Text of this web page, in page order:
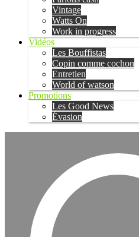
Vintage
Watts On
Work in progress
Vidéos
Les Bouffistas
Copin comme cochon
Entretien
World of watson
Promotions
Les Good News
Évasion